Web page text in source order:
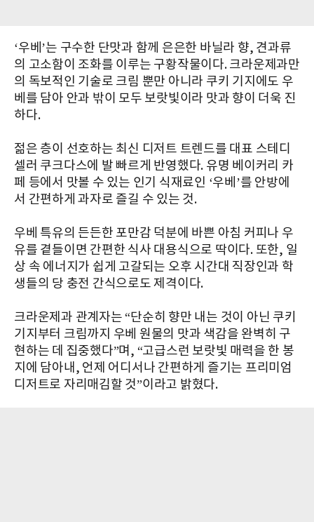
‘우베’는 구수한 단맛과 함께 은은한 바닐라 향, 견과류
의 고소함이 조화를 이루는 구황작물이다. 크라운제과만
의 독보적인 기술로 크림 뿐만 아니라 쿠키 기지에도 우
베를 담아 안과 밖이 모두 보랏빛이라 맛과 향이 더욱 진
하다.
젊은 층이 선호하는 최신 디저트 트렌드를 대표 스테디
셀러 쿠크다스에 발 빠르게 반영했다. 유명 베이커리 카
페 등에서 맛볼 수 있는 인기 식재료인 ‘우베’를 안방에
서 간편하게 과자로 즐길 수 있는 것.
우베 특유의 든든한 포만감 덕분에 바쁜 아침 커피나 우
유를 곁들이면 간편한 식사 대용식으로 딱이다. 또한, 일
상 속 에너지가 쉽게 고갈되는 오후 시간대 직장인과 학
생들의 당 충전 간식으로도 제격이다.
크라운제과 관계자는 “단순히 향만 내는 것이 아닌 쿠키
기지부터 크림까지 우베 원물의 맛과 색감을 완벽히 구
현하는 데 집중했다”며, “고급스런 보랏빛 매력을 한 봉
지에 담아내, 언제 어디서나 간편하게 즐기는 프리미엄
디저트로 자리매김할 것”이라고 밝혔다.